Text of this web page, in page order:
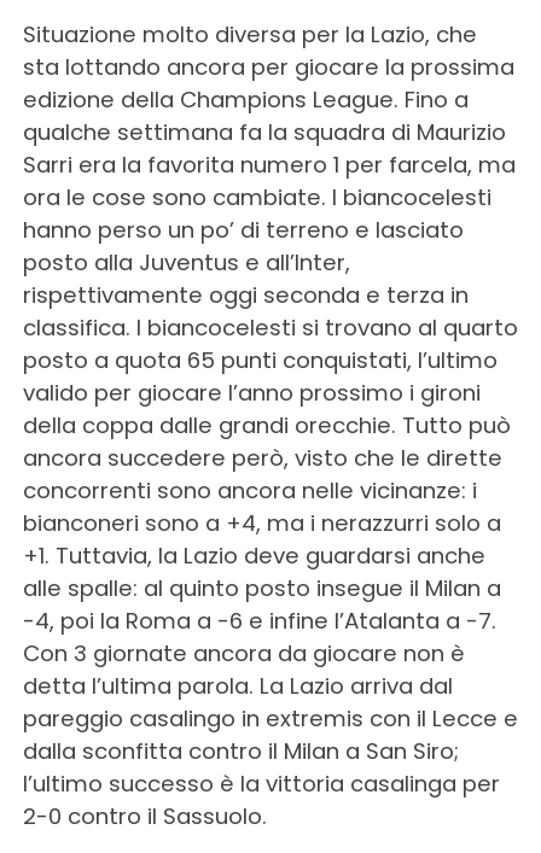
Situazione molto diversa per la Lazio, che
sta lottando ancora per giocare la prossima
edizione della Champions League. Fino a
qualche settimana fa la squadra di Maurizio
Sarri era la favorita numero 1 per farcela, ma
ora le cose sono cambiate. I biancocelesti
hanno perso un po’ di terreno e lasciato
posto alla Juventus e all’Inter,
rispettivamente oggi seconda e terza in
classifica. I biancocelesti si trovano al quarto
posto a quota 65 punti conquistati, l’ultimo
valido per giocare l’anno prossimo i gironi
della coppa dalle grandi orecchie. Tutto può
ancora succedere però, visto che le dirette
concorrenti sono ancora nelle vicinanze: i
bianconeri sono a +4, ma i nerazzurri solo a
+1. Tuttavia, la Lazio deve guardarsi anche
alle spalle: al quinto posto insegue il Milan a
-4, poi la Roma a -6 e infine l’Atalanta a -7.
Con 3 giornate ancora da giocare non è
detta l’ultima parola. La Lazio arriva dal
pareggio casalingo in extremis con il Lecce e
dalla sconfitta contro il Milan a San Siro;
l’ultimo successo è la vittoria casalinga per
2-0 contro il Sassuolo.